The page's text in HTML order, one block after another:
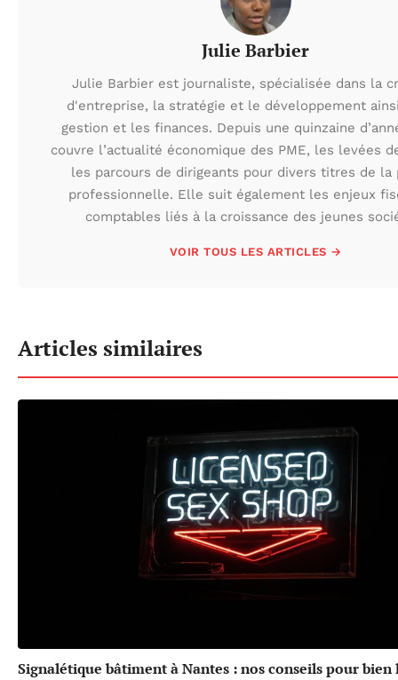
Julie Barbier
Julie Barbier est journaliste, spécialisée dans la
d'entreprise, la stratégie et le développement
gestion et les finances. Depuis une quinzaine
couvre l’actualité économique des PME, les levées
les parcours de dirigeants pour divers titres de la
professionnelle. Elle suit également les enjeux
comptables liés à la croissance des jeunes
VOIR TOUS LES ARTICLES →
Articles similaires
Signalétique bâtiment à Nantes : nos conseils pour bien